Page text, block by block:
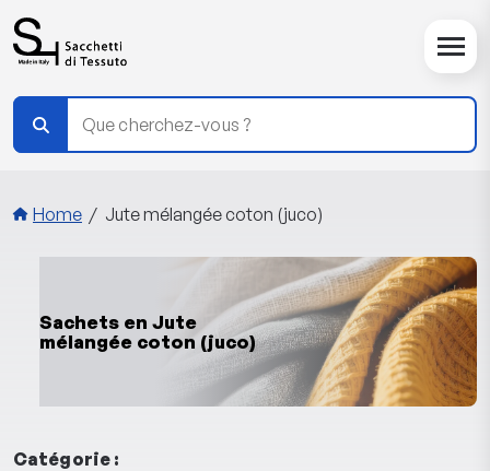
Miettes de pain
Home Jute mélangée coton (juco)
Sachets en Jute
mélangée coton (juco)
Catégorie :